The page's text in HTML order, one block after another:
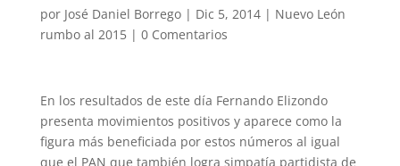
por José Daniel Borrego| Dic 5, 2014| Nuevo León
rumbo al 2015| 0 Comentarios
En los resultados de este día Fernando Elizondo
presenta movimientos positivos y aparece como la
figura más beneficiada por estos números al igual
que el PAN que también logra simpatía partidista de